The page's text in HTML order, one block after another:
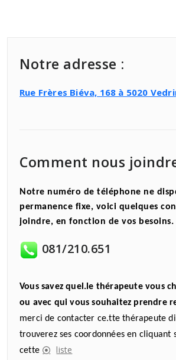
Notre adresse :
Rue Frères Biéva, 168 à 5020
Comment nous
Notre numéro de téléphone ne
permanence fixe, voici quelques
joindre, en fonction de vos besoins.
081/210.651
Vous savez quel.le thérapeute vous
ou avec qui vous souhaitez prendre
merci de contacter ce.tte thérapeute
trouverez ses coordonnées en cliquant
cette
liste